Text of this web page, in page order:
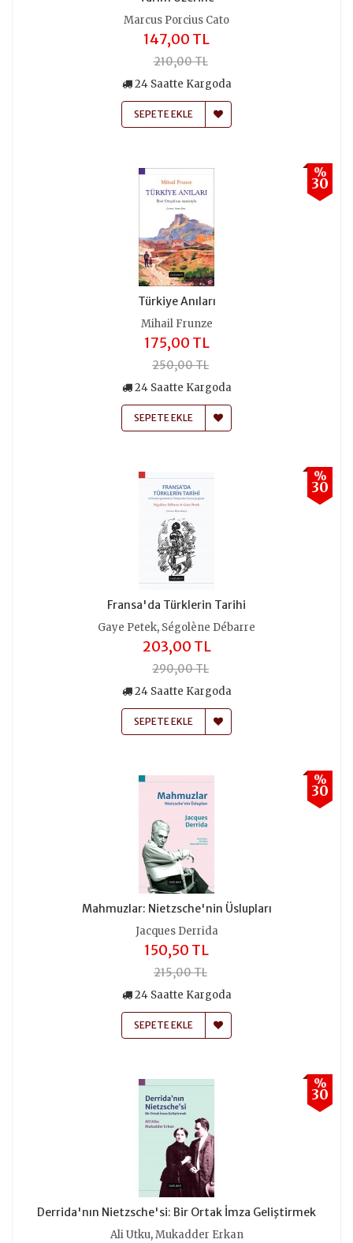
Marcus Porcius Cato
147,00 TL
210,00 TL
24 Saatte Kargoda
SEPETE EKLE
%
30
Türkiye Anıları
Mihail Frunze
175,00 TL
250,00 TL
24 Saatte Kargoda
SEPETE EKLE
%
30
Fransa'da Türklerin Tarihi
Gaye Petek, Ségolène Débarre
203,00 TL
290,00 TL
24 Saatte Kargoda
SEPETE EKLE
%
30
Mahmuzlar: Nietzsche'nin Üslupları
Jacques Derrida
150,50 TL
215,00 TL
24 Saatte Kargoda
SEPETE EKLE
%
30
Derrida'nın Nietzsche'si: Bir Ortak İmza Geliştirmek
Ali Utku,Mukadder Erkan